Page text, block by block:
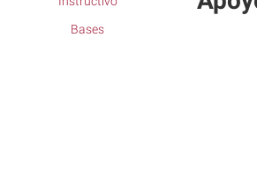
Bases